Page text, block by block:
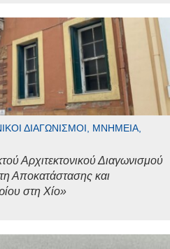
ΔΙΑΓΩΝΙΣΜΟΊ, ΜΝΗΜΕΊΑ,
Αρχιτεκτονικού Διαγωνισμού
Αποκατάστασης και
στη Χίο»